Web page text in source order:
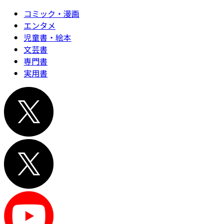
コミック・漫画
エンタメ
児童書・絵本
文芸書
専門書
実用書